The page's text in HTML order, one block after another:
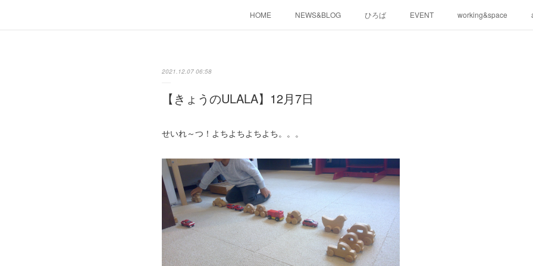
HOME NEWS&BLOG ひろば EVENT working&space
2021.12.07 06:58
【きょうのULALA】12月7日
せいれ～つ！よちよちよちよち。。。